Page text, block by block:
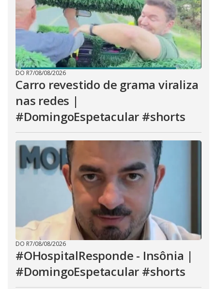
DO R7/08/08/2026
Carro revestido de grama viraliza
nas redes |
#DomingoEspetacular #shorts
DO R7/08/08/2026
#OHospitalResponde - Insônia |
#DomingoEspetacular #shorts